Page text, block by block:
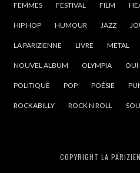
FEMMES FESTIVAL FILM
HIP HOP HUMOUR JAZZ
LA PARIZIENNE LIVRE METAL
NOUVEL ALBUM OLYMPIA OUI
POLITIQUE POP POÉSIE
ROCKABILLY ROCK N ROLL
COPYRIGHT LA